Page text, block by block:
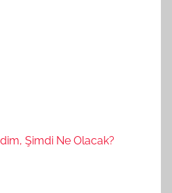
Şimdi Ne Olacak?